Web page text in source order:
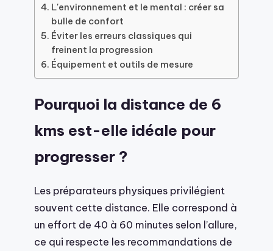
L'environnement et le mental : créer sa
bulle de confort
Éviter les erreurs classiques qui
freinent la progression
Équipement et outils de mesure
Pourquoi la distance de 6
kms est-elle idéale pour
progresser ?
Les préparateurs physiques privilégient
souvent cette distance. Elle correspond à
un effort de 40 à 60 minutes selon l’allure,
ce qui respecte les recommandations de